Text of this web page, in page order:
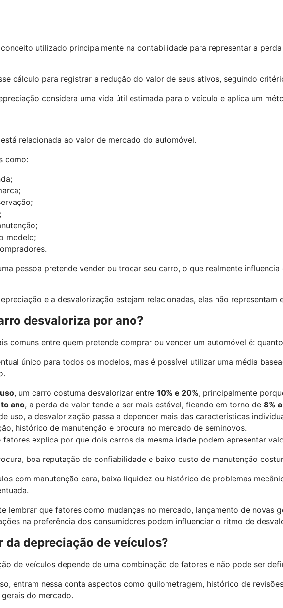
utilizado principalmente na contabilidade para representar a
cálculo para registrar a redução do valor de seus ativos, seguindo
considera uma vida útil estimada para o veículo e aplica um
relacionada ao valor de mercado do automóvel.
como:
modelo;
pessoa pretende vender ou trocar seu carro, o que realmente
e a desvalorização estejam relacionadas, elas não representam
desvaloriza por ano?
comuns entre quem pretende comprar ou vender um automóvel é:
único para todos os modelos, mas é possível utilizar uma média
, um carro costuma desvalorizar entre 10% e 20%, principalmente
ano, a perda de valor tende a ser mais estável, ficando em torno de 8%
uso, a desvalorização passa a depender mais das características
histórico de manutenção e procura no mercado de seminovos.
fatores explica por que dois carros da mesma idade podem apresentar
boa reputação de confiabilidade e baixo custo de manutenção
com manutenção cara, baixa liquidez ou histórico de problemas
lembrar que fatores como mudanças no mercado, lançamento de novas
na preferência dos consumidores podem influenciar o ritmo de
da depreciação de veículos?
de veículos depende de uma combinação de fatores e não pode ser
entram nessa conta aspectos como quilometragem, histórico de
do mercado.